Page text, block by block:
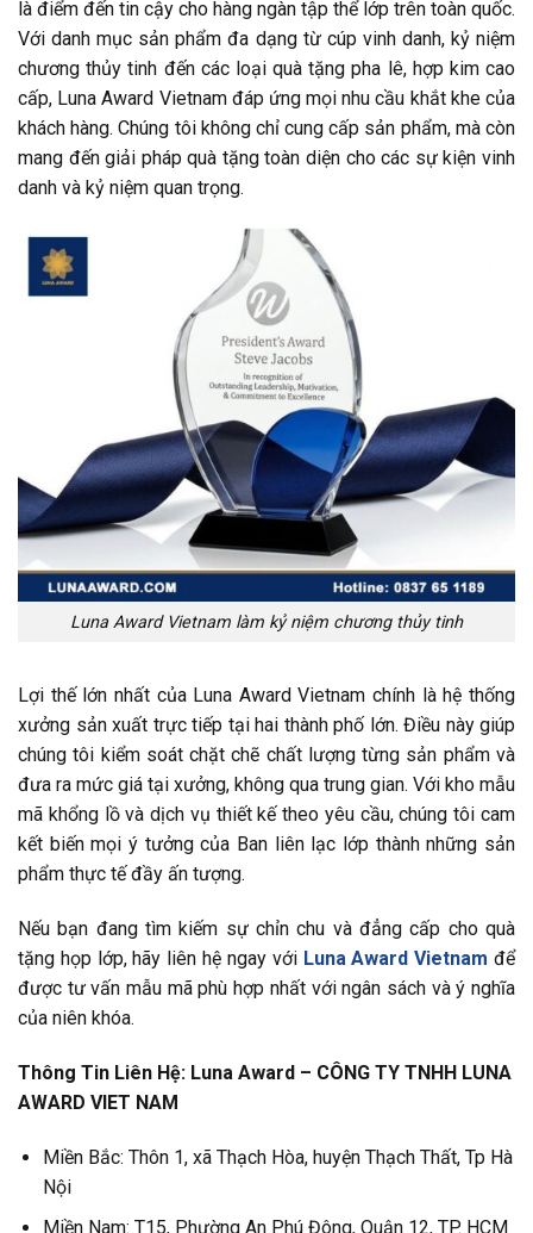
là điểm đến tin cậy cho hàng ngàn tập thể lớp trên toàn quốc.
Với danh mục sản phẩm đa dạng từ cúp vinh danh, kỷ niệm
chương thủy tinh đến các loại quà tặng pha lê, hợp kim cao
cấp, Luna Award Vietnam đáp ứng mọi nhu cầu khắt khe của
khách hàng. Chúng tôi không chỉ cung cấp sản phẩm, mà còn
mang đến giải pháp quà tặng toàn diện cho các sự kiện vinh
danh và kỷ niệm quan trọng.
Luna Award Vietnam làm kỷ niệm chương thủy tinh
Lợi thế lớn nhất của Luna Award Vietnam chính là hệ thống
xưởng sản xuất trực tiếp tại hai thành phố lớn. Điều này giúp
chúng tôi kiểm soát chặt chẽ chất lượng từng sản phẩm và
đưa ra mức giá tại xưởng, không qua trung gian. Với kho mẫu
mã khổng lồ và dịch vụ thiết kế theo yêu cầu, chúng tôi cam
kết biến mọi ý tưởng của Ban liên lạc lớp thành những sản
phẩm thực tế đầy ấn tượng.
Nếu bạn đang tìm kiếm sự chỉn chu và đẳng cấp cho quà
tặng họp lớp, hãy liên hệ ngay với Luna Award Vietnam để
được tư vấn mẫu mã phù hợp nhất với ngân sách và ý nghĩa
của niên khóa.
Thông Tin Liên Hệ: Luna Award – CÔNG TY TNHH LUNA
AWARD VIET NAM
Miền Bắc: Thôn 1, xã Thạch Hòa, huyện Thạch Thất, Tp Hà
Nội
Miền Nam: T15, Phường An Phú Đông, Quận 12, TP. HCM